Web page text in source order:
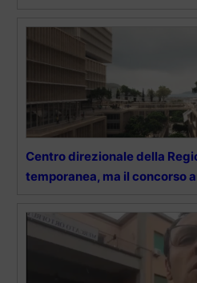
Centro direzionale della
temporanea, ma il concorso